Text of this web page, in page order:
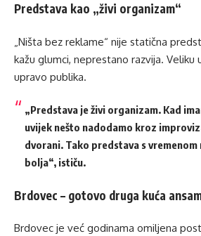
Predstava kao „živi organizam“
„Ništa bez reklame“ nije statična
kažu glumci, neprestano razvija. Veliku
upravo publika.
„Predstava je živi organizam. Kad
uvijek nešto nadodamo kroz
dvorani. Tako predstava s
bolja“, ističu.
Brdovec – gotovo druga kuća
Brdovec je već godinama omiljena